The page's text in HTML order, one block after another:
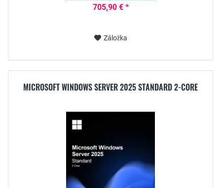
705,90 € *
Záložka
MICROSOFT WINDOWS SERVER 2025 STANDARD 2-CORE